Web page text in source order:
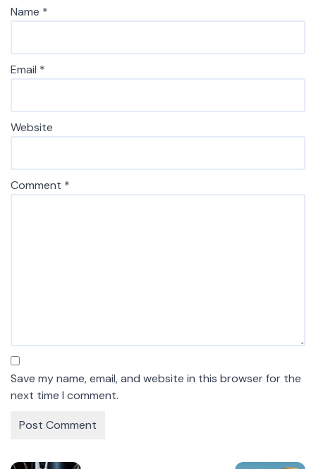
Name *
Email *
Website
Comment *
Save my name, email, and website in this browser for the
next time I comment.